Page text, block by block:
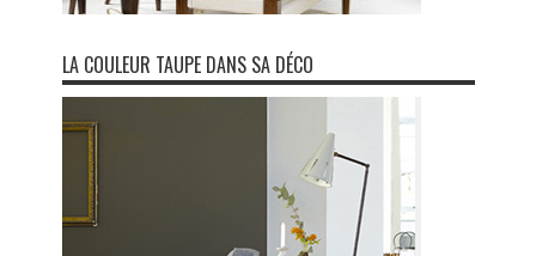
LA COULEUR TAUPE DANS SA DÉCO